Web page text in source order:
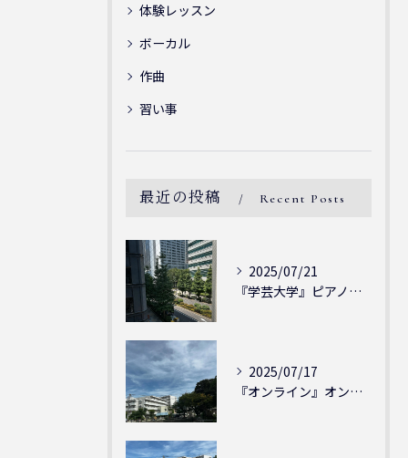
体験レッスン
ボーカル
作曲
習い事
最近の投稿 Recent Posts
2025/07/21
『学芸大学』ピアノを弾ける喜び - シェリー・アーツ音楽教室...
2025/07/17
『オンライン』オンラインの会員様大募集中！シェリー・アーツ音...